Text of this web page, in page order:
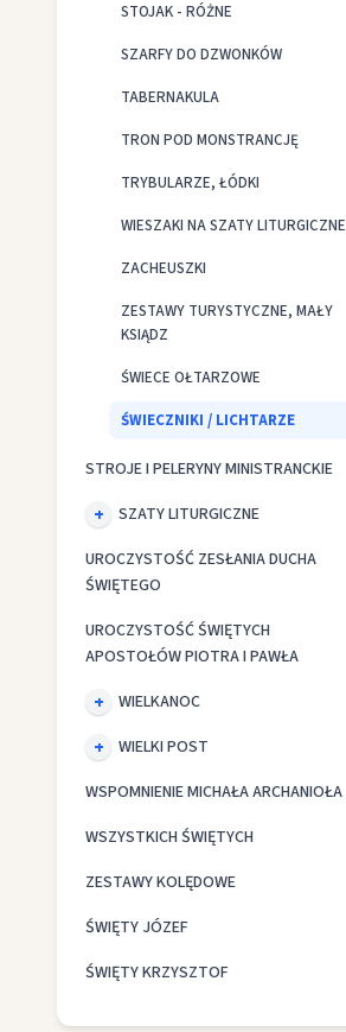
STOJAK - RÓŻNE
SZARFY DO DZWONKÓW
TABERNAKULA
TRON POD MONSTRANCJĘ
TRYBULARZE, ŁÓDKI
WIESZAKI NA SZATY LITURGICZNE
ZACHEUSZKI
ZESTAWY TURYSTYCZNE, MAŁY
KSIĄDZ
ŚWIECE OŁTARZOWE
ŚWIECZNIKI / LICHTARZE
STROJE I PELERYNY MINISTRANCKIE
SZATY LITURGICZNE
UROCZYSTOŚĆ ZESŁANIA DUCHA
ŚWIĘTEGO
UROCZYSTOŚĆ ŚWIĘTYCH
APOSTOŁÓW PIOTRA I PAWŁA
WIELKANOC
WIELKI POST
WSPOMNIENIE MICHAŁA ARCHANIOŁA
WSZYSTKICH ŚWIĘTYCH
ZESTAWY KOLĘDOWE
ŚWIĘTY JÓZEF
ŚWIĘTY KRZYSZTOF